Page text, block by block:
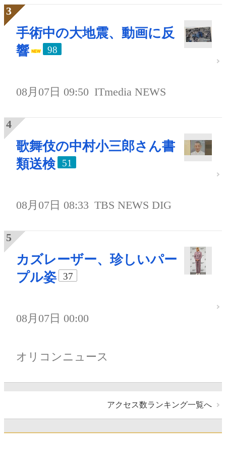
手術中の大地震、動画に反
響
98
08月07日 09:50 ITmedia NEWS
歌舞伎の中村小三郎さん書
類送検
51
08月07日 08:33 TBS NEWS DIG
カズレーザー、珍しいパー
プル姿
37
08月07日 00:00
オリコンニュース
アクセス数ランキング一覧へ